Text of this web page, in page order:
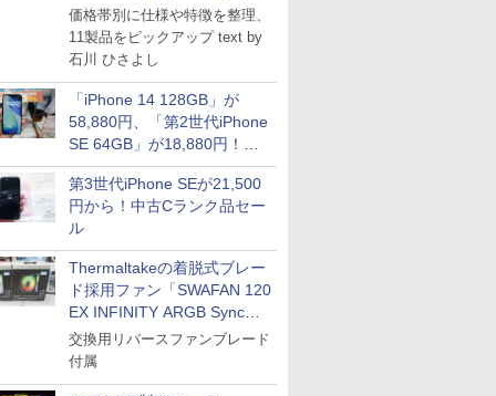
価格帯別に仕様や特徴を整理、
11製品をピックアップ text by
石川 ひさよし
「iPhone 14 128GB」が
58,880円、「第2世代iPhone
SE 64GB」が18,880円！中
古Bランク品セール
第3世代iPhone SEが21,500
円から！中古Cランク品セー
ル
Thermaltakeの着脱式ブレー
ド採用ファン「SWAFAN 120
EX INFINITY ARGB Sync」
に単品パッケージ
交換用リバースファンブレード
付属